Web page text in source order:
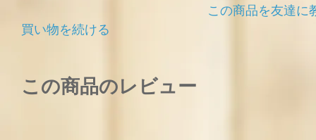
この商品を友達に
買い物を続ける
この商品のレビュー